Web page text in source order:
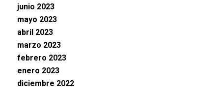
junio 2023
mayo 2023
abril 2023
marzo 2023
febrero 2023
enero 2023
diciembre 2022